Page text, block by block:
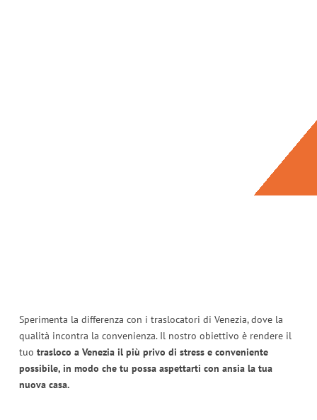
Sperimenta la differenza con i traslocatori di Venezia, dove la
qualità incontra la convenienza. Il nostro obiettivo è rendere il
tuo trasloco a Venezia il più privo di stress e conveniente
possibile, in modo che tu possa aspettarti con ansia la tua
nuova casa.